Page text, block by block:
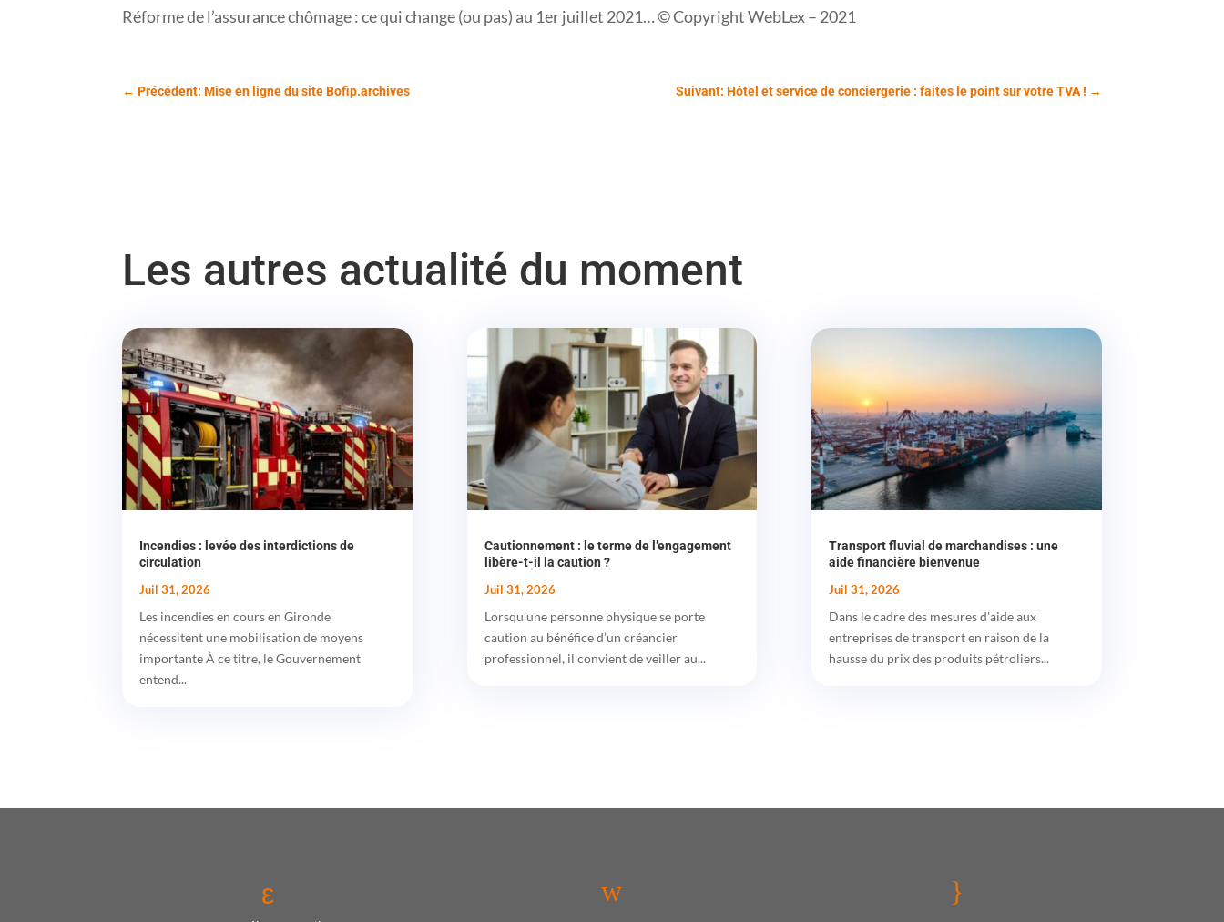
Réforme de l’assurance chômage : ce qui change (ou pas) au 1er juillet 2021… © Copyright WebLex – 2021
←Précédent: Mise en ligne du site Bofip.archives Suivant: Hôtel et service de conciergerie : faites le point sur votre TVA ! →
Les autres actualité du moment
Incendies : levée des interdictions de
circulation
Juil 31, 2026
Les incendies en cours en Gironde
nécessitent une mobilisation de moyens
importante À ce titre, le Gouvernement
entend...
Cautionnement : le terme de l’engagement
libère-t-il la caution ?
Juil 31, 2026
Lorsqu’une personne physique se porte
caution au bénéfice d’un créancier
professionnel, il convient de veiller au...
Transport fluvial de marchandises : une
aide financière bienvenue
Juil 31, 2026
Dans le cadre des mesures d'aide aux
entreprises de transport en raison de la
hausse du prix des produits pétroliers...
ε w }